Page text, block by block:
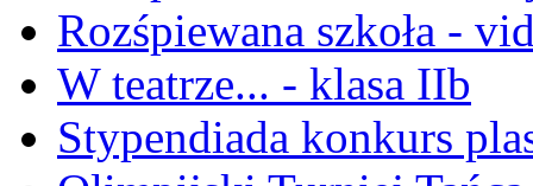
Rozśpiewana szkoła -
W teatrze... - klasa IIb
Stypendiada konkurs